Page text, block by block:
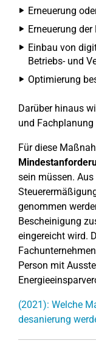
Erneuerung
Erneuerung
Einbau von
Betriebs- und
Optimierung
Darüber hinaus
und
Für diese
sein müssen.
genommen
Bescheinigung
eingereicht wird.
Person mit
(2021): Welche
des­a­nie­run­g